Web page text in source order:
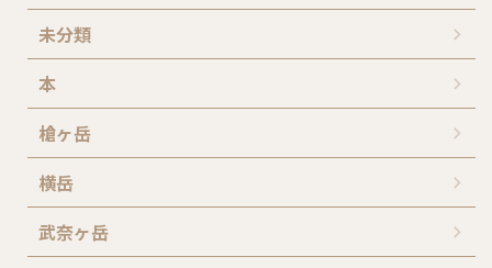
未分類
本
槍ヶ岳
横岳
武奈ヶ岳